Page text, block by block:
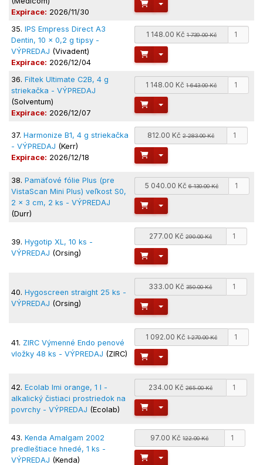
Expirace: 2026/11/30
Toggle Dropdown
35. IPS Empress Direct A3
Dentin, 10 x 0,2 g tipsy -
VÝPREDAJ (Vivadent)
Expirace: 2026/12/04
1 148.00 Kč1 739.00 Kč
Toggle Dropdown
36. Filtek Ultimate C2B, 4 g
striekačka - VÝPREDAJ
(Solventum)
Expirace: 2026/12/07
1 148.00 Kč1 643.00 Kč
Toggle Dropdown
37. Harmonize B1, 4 g striekačka
- VÝPREDAJ (Kerr)
Expirace: 2026/12/18
812.00 Kč2 283.00 Kč
Toggle Dropdown
38. Pamäťové fólie Plus (pre
VistaScan Mini Plus) veľkost S0,
2 x 3 cm, 2 ks - VÝPREDAJ
(Durr)
5 040.00 Kč6 130.00 Kč
Toggle Dropdown
39. Hygotip XL, 10 ks -
VÝPREDAJ (Orsing)
277.00 Kč290.00 Kč
Toggle Dropdown
40. Hygoscreen straight 25 ks -
VÝPREDAJ (Orsing)
333.00 Kč350.00 Kč
Toggle Dropdown
41. ZIRC Výmenné Endo penové
vložky 48 ks - VÝPREDAJ (ZIRC)
1 092.00 Kč1 270.00 Kč
Toggle Dropdown
42. Ecolab Imi orange, 1 l -
alkalický čistiaci prostriedok na
povrchy - VÝPREDAJ (Ecolab)
234.00 Kč265.00 Kč
Toggle Dropdown
43. Kenda Amalgam 2002
predleštiace hnedé, 1 ks -
VÝPREDAJ (Kenda)
97.00 Kč122.00 Kč
Toggle Dropdown